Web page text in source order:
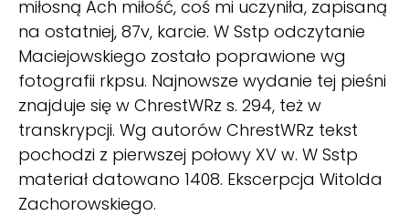
miłosną Ach miłość, coś mi uczyniła, zapisaną
na ostatniej, 87v, karcie. W Sstp odczytanie
Maciejowskiego zostało poprawione wg
fotografii rkpsu. Najnowsze wydanie tej pieśni
znajduje się w ChrestWRz s. 294, też w
transkrypcji. Wg autorów ChrestWRz tekst
pochodzi z pierwszej połowy XV w. W Sstp
materiał datowano 1408. Ekscerpcja Witolda
Zachorowskiego.